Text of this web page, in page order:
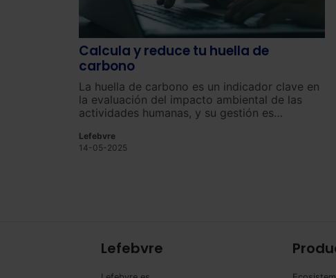
Calcula y reduce tu huella de
carbono
La huella de carbono es un indicador clave en
la evaluación del impacto ambiental de las
actividades humanas, y su gestión es
Lefebvre
14-05-2025
Lefebvre